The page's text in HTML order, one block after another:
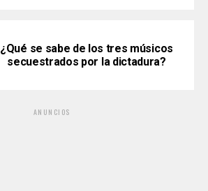
¿Qué se sabe de los tres músicos
secuestrados por la dictadura?
ANUNCIOS